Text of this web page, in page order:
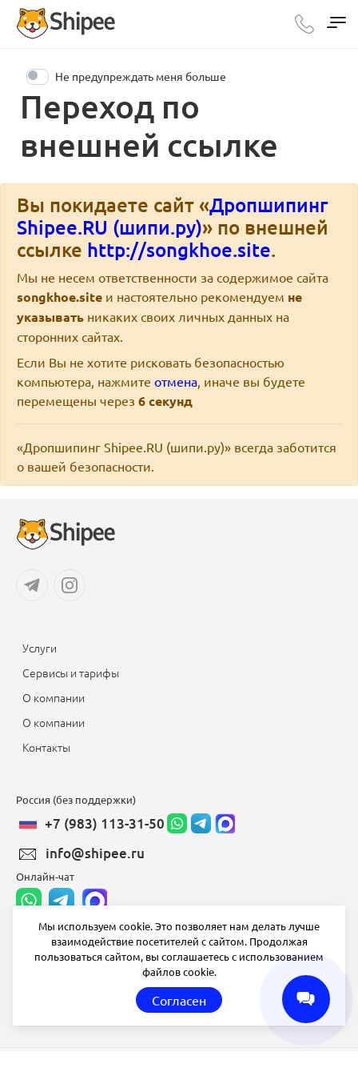
Переход по
внешней ссылке
Не предупреждать меня больше
Вы покидаете сайт «Дропшипинг
Shipee.RU (шипи.ру)» по внешней
ссылке http://songkhoe.site.
Мы не несем ответственности за содержимое сайта
songkhoe.site и настоятельно рекомендуем не
указывать никаких своих личных данных на
сторонних сайтах.
Если Вы не хотите рисковать безопасностью
компьютера, нажмите отмена, иначе вы будете
перемещены через 6секунд
«Дропшипинг Shipee.RU (шипи.ру)» всегда заботится
о вашей безопасности.
Услуги
Сервисы и тарифы
О компании
О компании
Контакты
Россия (без поддержки)
+7 (983) 113-31-50
info@shipee.ru
Онлайн-чат
info@shipee.ru
СБ ВС выходной
Мы используем cookie. Это позволяет нам делать лучше
взаимодействие посетителей с сайтом. Продолжая
пользоваться сайтом, вы соглашаетесь с использованием
файлов cookie.
Согласен